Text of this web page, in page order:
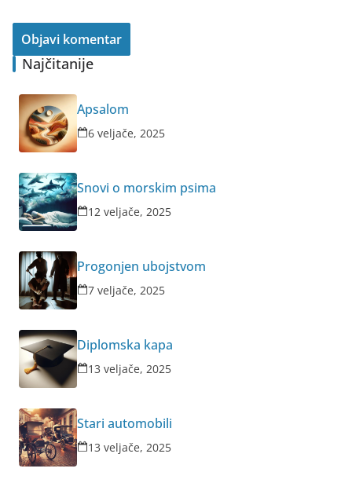
Najčitanije
Apsalom
6 veljače, 2025
Snovi o morskim psima
12 veljače, 2025
Progonjen ubojstvom
7 veljače, 2025
Diplomska kapa
13 veljače, 2025
Stari automobili
13 veljače, 2025